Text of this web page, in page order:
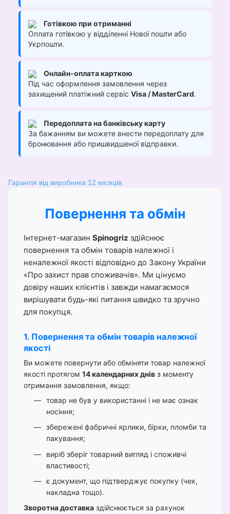
Готівкою при отриманні
Оплата готівкою у відділенні Нової пошти або
Укрпошти.
Онлайн-оплата карткою
Під час оформлення замовлення через
захищений платіжний сервіс Visa / MasterCard.
Передоплата на банківську карту
За бажанням ви можете внести передоплату для
бронювання або пришвидшеної відправки.
Гарантія від виробника 12 місяців.
Повернення та обмін
Інтернет-магазин Spinogriz здійснює
повернення та обмін товарів належної і
неналежної якості відповідно до Закону України
«Про захист прав споживачів». Ми цінуємо
довіру наших клієнтів і завжди намагаємося
вирішувати будь-які питання швидко та зручно
для покупця.
1. Повернення та обмін товарів належної
якості
Ви можете повернути або обміняти товар належної
якості протягом 14 календарних днів з моменту
отримання замовлення, якщо:
товар не був у використанні і не має ознак
носіння;
збережені фабричні ярлики, бірки, пломби та
пакування;
виріб зберіг товарний вигляд і споживчі
властивості;
є документ, що підтверджує покупку (чек,
накладна тощо).
Зворотна доставка здійснюється за рахунок